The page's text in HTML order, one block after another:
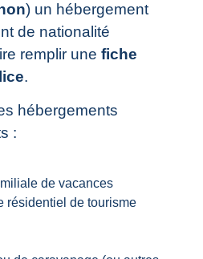
) un hébergement
de nationalité
remplir une fiche
.
hébergements
:
de vacances
résidentiel de tourisme